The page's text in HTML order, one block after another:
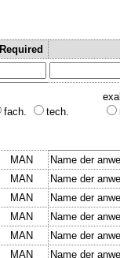
Required
fach. tech.
MAN
Name der
MAN
Name der
MAN
Name der
MAN
Name der
MAN
Name der
MAN Name der